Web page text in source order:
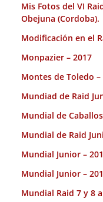
Mis Fotos del VI
Obejuna (Cordoba).
Modificación en el
Monpazier – 2017
Montes de Toledo –
Mundiad de Raid
Mundial de
Mundial de Raid
Mundial Junior –
Mundial Junior –
Mundial Raid 7 y 8